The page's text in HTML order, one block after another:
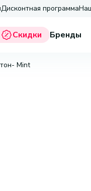
Дисконтная программа
Скидки Бренды
Mint